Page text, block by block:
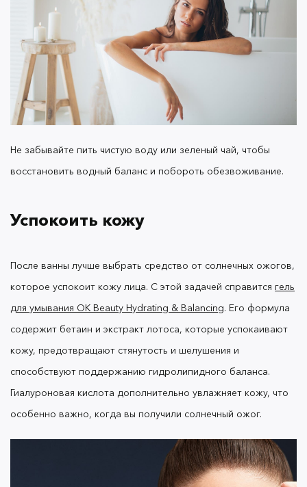
увлажняющий крем для лица, можно
использовать
тонер для лицабез агрессивных
компонентов.
В составе тонера не должно быть
отдушек, нефти, спирта лидокаина и бензокаина
— эти ингредиенты могут усилить раздражение
обожженной кожи.
Обратите внимание на увлажняющий
Сок Алоэ в его составе обладает
покраснения.
Аминокислоты способствуют запуску
естественного механизма увлажнения кожи
Гиалуроновая кислота и молочная
интенсивно увлажняют кожу, придавая
ощущение комфорта.
Нанесите небольшое количество средства на
очищенную кожу с помощью ватного диска или
распределите ладонями. Это поможет устранить
Не забывайте пить чистую воду или зеленый чай, чтобы
восстановить водный баланс и побороть обезвоживание.
Успокоить кожу
После ванны лучше выбрать средство от солнечных ожогов,
которое успокоит кожу лица. С этой задачей справится гель
для умывания OK Beauty Hydrating & Balancing. Его формула
содержит бетаин и экстракт лотоса, которые успокаивают
кожу, предотвращают стянутость и шелушения и
способствуют поддержанию гидролипидного баланса.
Гиалуроновая кислота дополнительно увлажняет кожу, что
особенно важно, когда вы получили солнечный ожог.